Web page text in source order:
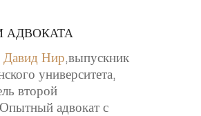
АДВОКАТА
Давид Нир,выпускник
университета,
второй
адвокат с